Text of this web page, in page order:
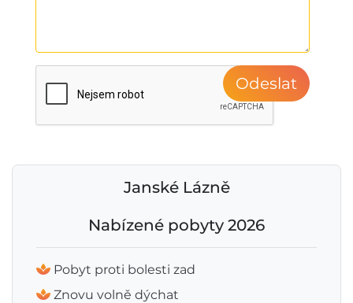
Janské Lázně
Nabízené pobyty 2026
Pobyt proti bolesti zad
Znovu volně dýchat
Odeslat